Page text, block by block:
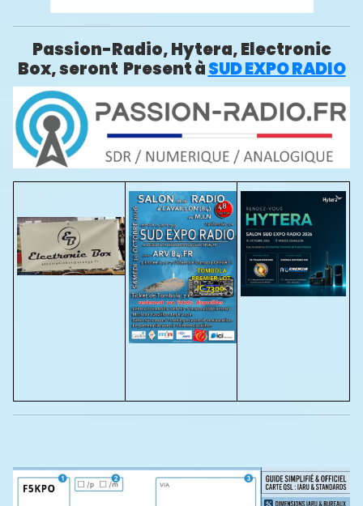
Passion-Radio, Hytera, Electronic
Box, seront Present àSUD EXPO RADIO